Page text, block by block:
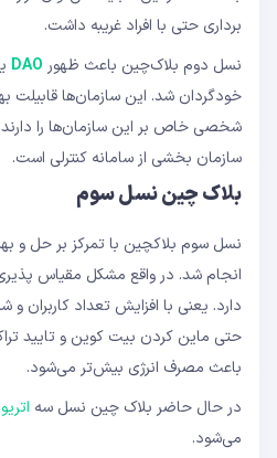
برداری حتی با افراد غریبه داشت.
نسل دوم بلاک‌چین باعث ظهور DAO
خودگردان شد. این سازمان‌ها قابیلت
شخصی خاص بر این سازمان‌ها را
سازمان بخشی از سامانه کنترلی است.
بلاک چین نسل سوم
نسل سوم بلاکچین با تمرکز بر حل و
انجام شد. در واقع مشکل مقیاس
دارد. یعنی با افزایش تعداد کاربران
حتی ماین کردن بیت کوین و تایید
باعث مصرف انرژی بیش‌تر می‌شود.
در حال حاضر بلاک چین نسل سه
می‌شود.